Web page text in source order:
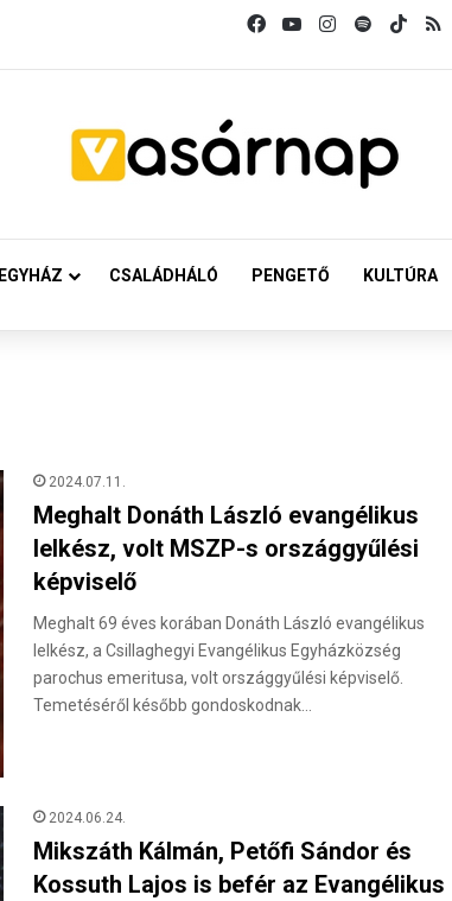
FacebookYouTubeInstagram
SpotifyTikTok
EGYHÁZ CSALÁDHÁLÓ PENGETŐ KULTÚRA
2024.07.11.
Meghalt Donáth László evangélikus
lelkész, volt MSZP-s országgyűlési
képviselő
Meghalt 69 éves korában Donáth László evangélikus
lelkész, a Csillaghegyi Evangélikus Egyházközség
parochus emeritusa, volt országgyűlési képviselő.
Temetéséről később gondoskodnak…
2024.06.24.
Mikszáth Kálmán, Petőfi Sándor és
Kossuth Lajos is befér az Evangélikus